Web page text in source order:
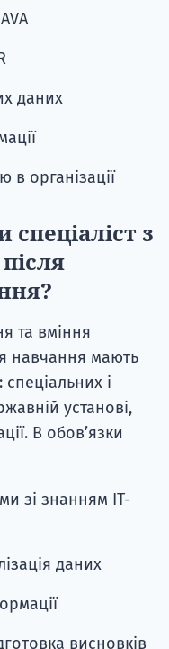
даних
в організації
з
та вміння
навчання мають
і
установі,
В обов’язки
зі знанням ІТ-
даних
висновків